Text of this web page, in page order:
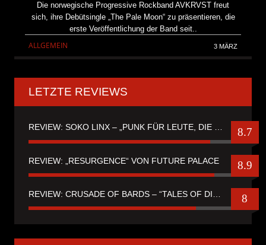
Die norwegische Progressive Rockband AVKRVST freut
sich, ihre Debütsingle „The Pale Moon“ zu präsentieren, die
erste Veröffentlichung der Band seit..
ALLGEMEIN 3 MÄRZ
LETZTE REVIEWS
REVIEW: SOKO LINX – „PUNK FÜR LEUTE, DIE PUNK HASZEN“ 8.7
REVIEW: „RESURGENCE“ VON FUTURE PALACE 8.9
8